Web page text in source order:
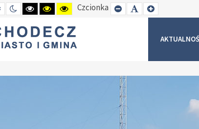
DEFAULT
MODE
TRYB
NOCNY
HIGH
CONTRAST
BLACK
WHITE
MODE
HIGH
CONTRAST
BLACK
YELLOW
MODE
HIGH
CONTRAST
YELLOW
BLACK
MODE
Czcionka SET
SMALLER
SET
DEFAULT
SET
LARGER